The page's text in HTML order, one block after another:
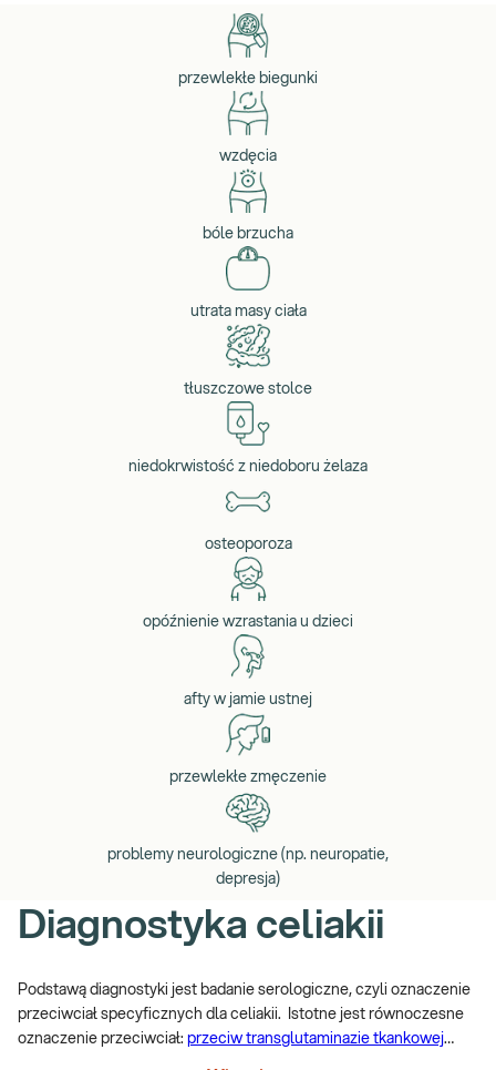
przewlekłe biegunki
wzdęcia
bóle brzucha
utrata masy ciała
tłuszczowe stolce
niedokrwistość z niedoboru żelaza
osteoporoza
opóźnienie wzrastania u dzieci
afty w jamie ustnej
przewlekłe zmęczenie
problemy neurologiczne (np. neuropatie,
depresja)
Diagnostyka celiakii
Podstawą diagnostyki jest badanie serologiczne, czyli oznaczenie
przeciwciał specyficznych dla celiakii. Istotne jest równoczesne
oznaczenie przeciwciał: przeciw transglutaminazie tkankowej